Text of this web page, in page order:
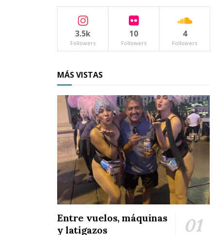
3.5k
Followers
10
Followers
4
Followers
MÁS VISTAS
Entre vuelos, máquinas
y latigazos